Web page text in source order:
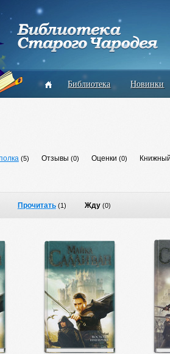
Библиотека Новинки
(5) Отзывы (0) Оценки (0)
Прочитать (1) Жду (0)